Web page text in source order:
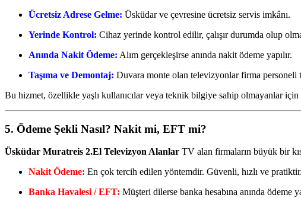
Ücretsiz Adrese Gelme: Üsküdar ve çevresine ücretsiz servis imkânı.
Yerinde Kontrol: Cihaz yerinde kontrol edilir, çalışır durumda olup
Anında Nakit Ödeme: Alım gerçekleşirse anında nakit ödeme yapılır.
Taşıma ve Demontaj: Duvara monte olan televizyonlar firma personeli
Bu hizmet, özellikle yaşlı kullanıcılar veya teknik bilgiye sahip olmayanlar için
5. Ödeme Şekli Nasıl? Nakit mi, EFT mi?
Üsküdar Muratreis 2.El Televizyon Alanlar TV alan firmaların büyük bir
Nakit Ödeme: En çok tercih edilen yöntemdir. Güvenli, hızlı ve pratiktir.
Banka Havalesi / EFT: Müşteri dilerse banka hesabına anında ödeme